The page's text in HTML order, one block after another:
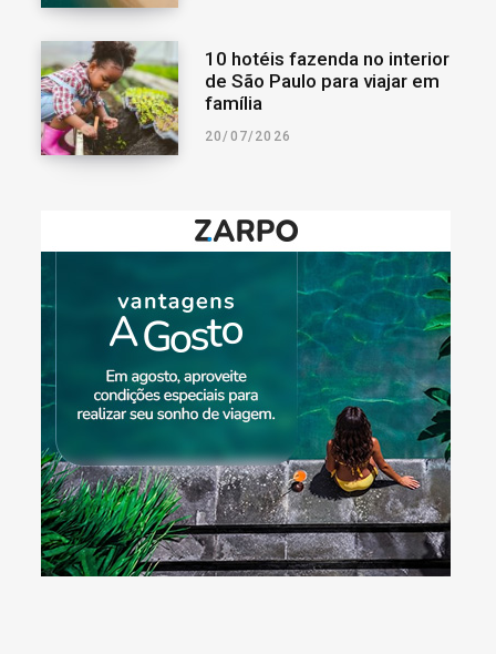
10 hotéis fazenda no interior
de São Paulo para viajar em
família
20/07/2026